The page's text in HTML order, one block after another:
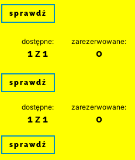
sprawdź
dostępne:
1 z 1
zarezerwowane:
0
sprawdź
dostępne:
1 z 1
zarezerwowane:
0
sprawdź